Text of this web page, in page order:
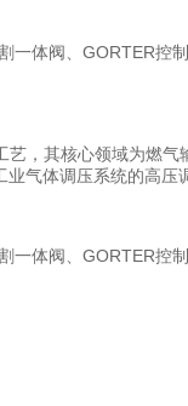
体阀、GORTER控
，其核心领域为燃气
气体调压系统的高压
体阀、GORTER控